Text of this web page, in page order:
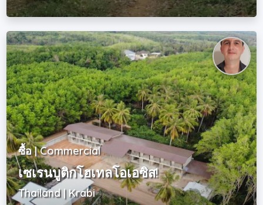
ซื้อ | Commercial
เซเรนบูติกโฮเทลโอเอซิส!
Thailand | Krabi